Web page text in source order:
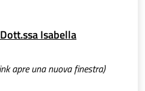
Isabella
apre una nuova finestra)